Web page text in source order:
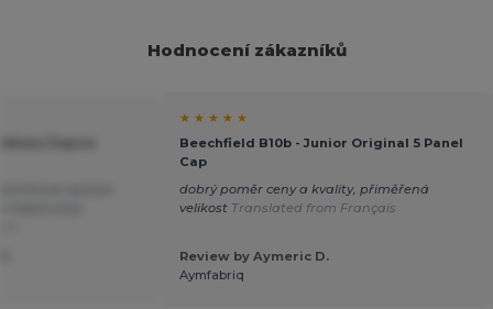
Hodnocení zákazníků
★ ★ ★ ★ ★
Beechfield B10b - Junior Original 5 Panel
Cap
dobrý poměr ceny a kvality, přiměřená
velikost Translated from Français
Review by Aymeric D.
Aymfabriq